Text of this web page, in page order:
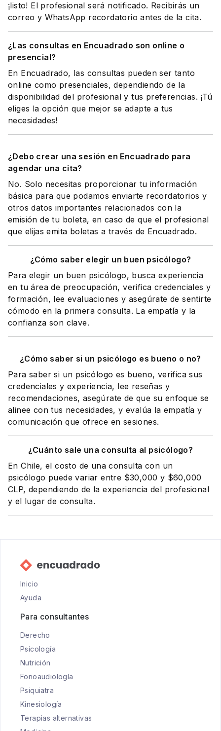
¡listo! El profesional será notificado. Recibirás un
correo y WhatsApp recordatorio antes de la cita.
¿Las consultas en Encuadrado son online o
presencial?
En Encuadrado, las consultas pueden ser tanto
online como presenciales, dependiendo de la
disponibilidad del profesional y tus preferencias. ¡Tú
eliges la opción que mejor se adapte a tus
necesidades!
¿Debo crear una sesión en Encuadrado para
agendar una cita?
No. Solo necesitas proporcionar tu información
básica para que podamos enviarte recordatorios y
otros datos importantes relacionados con la
emisión de tu boleta, en caso de que el profesional
que elijas emita boletas a través de Encuadrado.
¿Cómo saber elegir un buen psicólogo?
Para elegir un buen psicólogo, busca experiencia
en tu área de preocupación, verifica credenciales y
formación, lee evaluaciones y asegúrate de sentirte
cómodo en la primera consulta. La empatía y la
confianza son clave.
¿Cómo saber si un psicólogo es bueno o no?
Para saber si un psicólogo es bueno, verifica sus
credenciales y experiencia, lee reseñas y
recomendaciones, asegúrate de que su enfoque se
alinee con tus necesidades, y evalúa la empatía y
comunicación que ofrece en sesiones.
¿Cuánto sale una consulta al psicólogo?
En Chile, el costo de una consulta con un
psicólogo puede variar entre $30,000 y $60,000
CLP, dependiendo de la experiencia del profesional
y el lugar de consulta.
Inicio
Ayuda
Para consultantes
Derecho
Psicología
Nutrición
Fonoaudiología
Psiquiatra
Kinesiología
Terapias alternativas